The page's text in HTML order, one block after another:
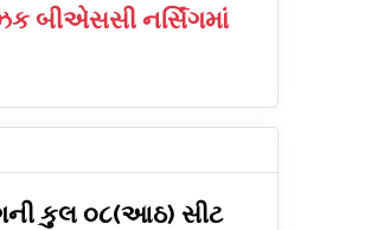
બીએસસી નર્સિંગમાં
કુલ ૦૮(આઠ) સીટ